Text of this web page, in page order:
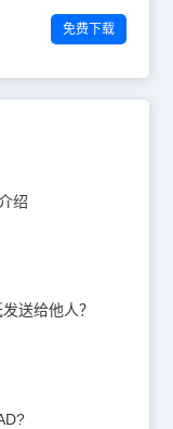
免费下载
绍
送给他人？